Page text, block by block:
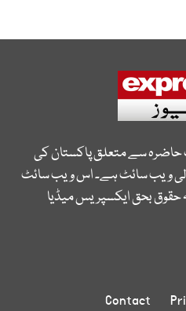
حاضرہ سے متعلق پاکستان کی
ویب سائٹ ہے۔ اس ویب سائٹ
حقوق بحق ایکسپریس میڈیا
Contact